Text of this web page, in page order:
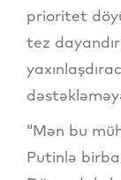
prioritet
tez
“Mən bu
Putinlə